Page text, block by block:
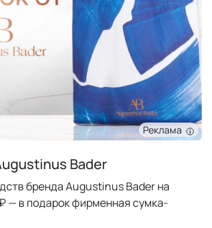
Реклама
Bader
бренда Augustinus Bader на
— в подарок фирменная сумка-